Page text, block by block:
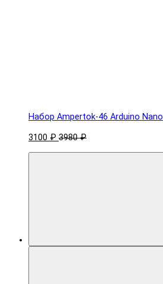
Набор Ampertok-46 Arduino Nano
3100 ₽ 3980 ₽